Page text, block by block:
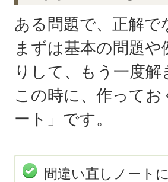
ある問題で、正解
まずは基本の問題
りして、もう一度
この時に、作って
ート」です。
間違い直しノート